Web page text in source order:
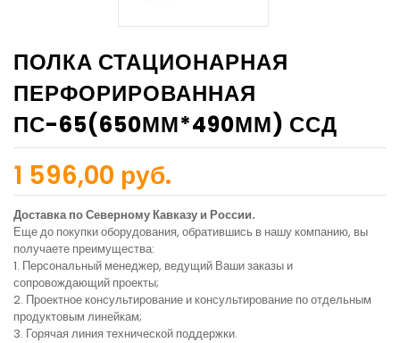
ПОЛКА СТАЦИОНАРНАЯ
ПЕРФОРИРОВАННАЯ
ПС-65(650ММ*490ММ) ССД
1 596,00 руб.
Доставка по Северному Кавказу и России.
Еще до покупки оборудования, обратившись в нашу компанию, вы
получаете преимущества:
1. Персональный менеджер, ведущий Ваши заказы и
сопровождающий проекты;
2. Проектное консультирование и консультирование по отдельным
продуктовым линейкам;
3. Горячая линия технической поддержки.